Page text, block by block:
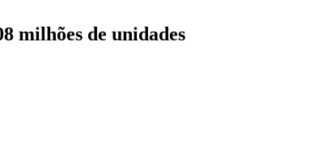
milhões de unidades